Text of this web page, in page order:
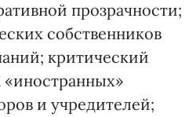
прозрачности;
собственников
критический
«иностранных»
и учредителей;